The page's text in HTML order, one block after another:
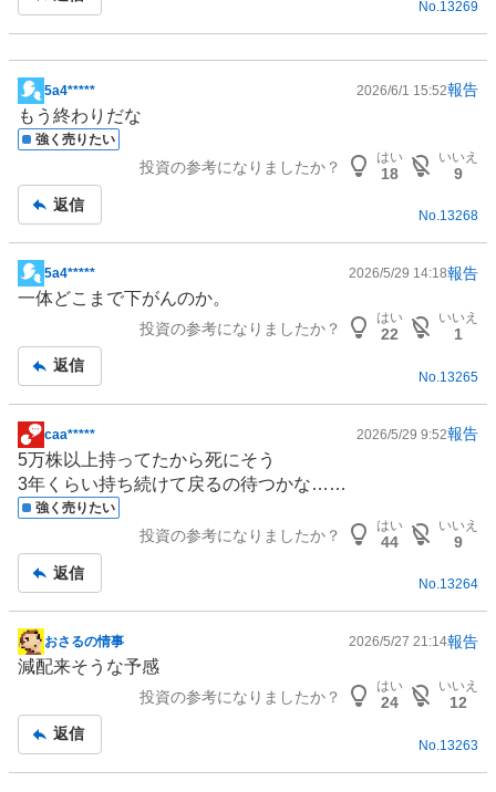
No. 13269
掲
示
板
5a4***** 2026/6/1 15:52報告
もう終わりだな
強く売りたい
投資の参考になりましたか？
はい
18
いいえ
9
返信
No.13268
掲
事
5a4***** 2026/5/29 14:18報告
一体どこまで下がんのか。
投資の参考になりましたか？
はい
22
いいえ
1
返信
No. 13265
掲
示
板
記
caa***** 2026/5/29 9:52報告
5万株以上持ってたから死にそう
3年くらい持ち続けて戻るの待つかな……
強く売りたい
投資の参考になりましたか？
はい
44
いいえ
9
返信
No.13264
掲
示
事
おさるの情事 2026/5/27 21:14報告
減配来そうな予感
投資の参考になりましたか？
はい
24
いいえ
12
返信
No. 13263